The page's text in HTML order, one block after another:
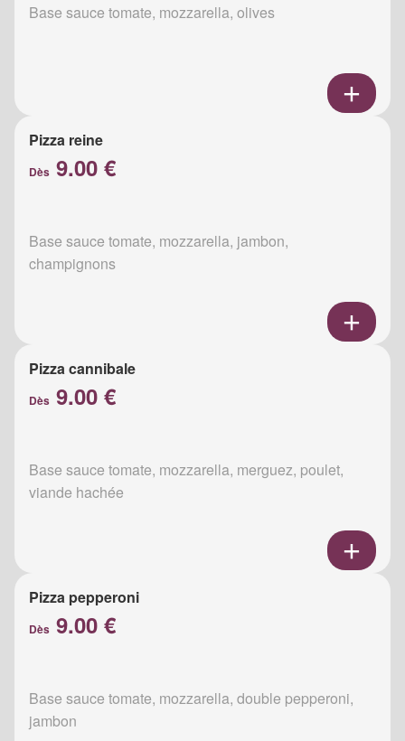
Base sauce tomate, mozzarella, olives
Pizza reine
Dès 9.00 €
Base sauce tomate, mozzarella, jambon,
champignons
Pizza cannibale
Dès 9.00 €
Base sauce tomate, mozzarella, merguez, poulet,
viande hachée
Pizza pepperoni
Dès 9.00 €
Base sauce tomate, mozzarella, double pepperoni,
jambon